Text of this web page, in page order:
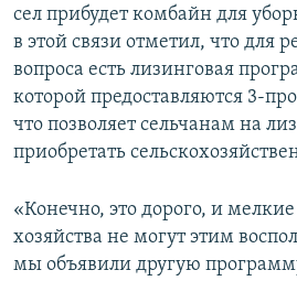
сел прибудет комбайн для
в этой связи отметил, что для
вопроса есть лизинговая
которой предоставляются 3-
что позволяет сельчанам на
приобретать
«Конечно, это дорого, и
хозяйства не могут этим
мы объявили другую